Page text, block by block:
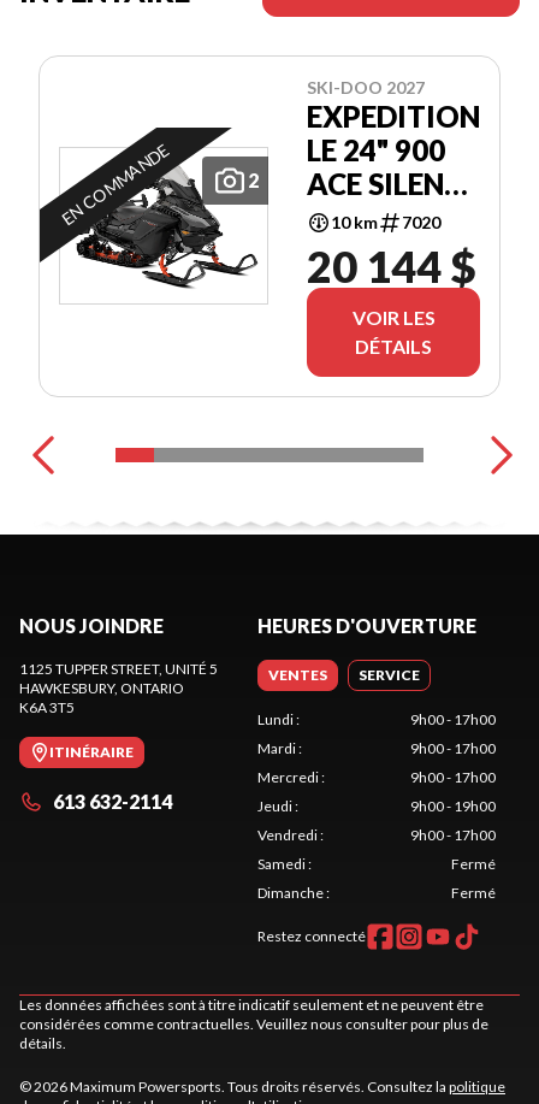
2
EN COMMANDE
SKI-DOO 2027
EXPEDITION
LE 24" 900
ACE SILENT
COBRA 1.5"
E.S.
10 km 7020
20 144 $
VOIR LES
DÉTAILS
NOUS JOINDRE
1125 TUPPER STREET, UNITÉ 5
HAWKESBURY, ONTARIO
K6A 3T5
ITINÉRAIRE
613 632-2114
HEURES D'OUVERTURE
VENTES SERVICE
Lundi:
9h00 - 17h00
Mardi:
9h00 - 17h00
Mercredi:
9h00 - 17h00
Jeudi:
9h00 - 19h00
Vendredi:
9h00 - 17h00
Samedi:
Fermé
Dimanche: Fermé
Restez connecté
Les données affichées sont à titre indicatif seulement et ne peuvent être
considérées comme contractuelles. Veuillez nous consulter pour plus de
détails.
© 2026 Maximum Powersports. Tous droits réservés. Consultez la politique